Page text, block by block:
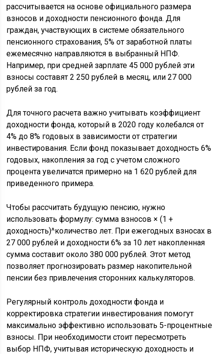
рассчитывается на основе официального размера
взносов и доходности пенсионного фонда. Для
граждан, участвующих в системе обязательного
пенсионного страхования, 5% от заработной платы
ежемесячно направляются в выбранный НПФ.
Например, при средней зарплате 45 000 рублей эти
взносы составят 2 250 рублей в месяц, или 27 000
рублей за год.
Для точного расчета важно учитывать коэффициент
доходности фонда, который в 2020 году колебался от
4% до 8% годовых в зависимости от стратегии
инвестирования. Если фонд показывает доходность 6%
годовых, накопления за год с учетом сложного
процента увеличатся примерно на 1 620 рублей для
приведенного примера.
Чтобы рассчитать будущую пенсию, нужно
использовать формулу: сумма взносов × (1 +
доходность)^количество лет. При ежегодных взносах в
27 000 рублей и доходности 6% за 10 лет накопленная
сумма составит около 380 000 рублей. Этот метод
позволяет прогнозировать размер накопительной
пенсии без привлечения сторонних калькуляторов.
Регулярный контроль доходности фонда и
корректировка стратегии инвестирования помогут
максимально эффективно использовать 5-процентные
взносы. При необходимости стоит пересмотреть
выбор НПФ, учитывая историческую доходность и